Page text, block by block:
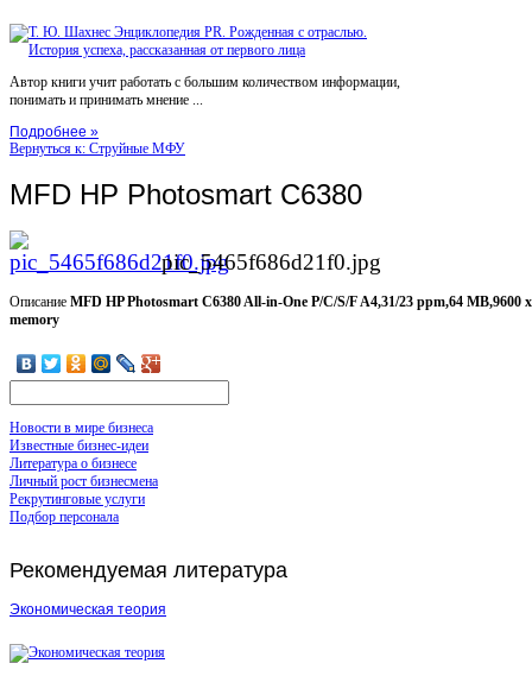
Автор книги учит работать с большим количеством информации,
понимать и принимать мнение ...
Подробнее »
Вернуться к: Струйные МФУ
MFD HP Photosmart C6380
pic_5465f686d21f0.jpg
Описание MFD HP Photosmart C6380 All-in-One P/C/S/F A4,31/23 ppm,64 MB,9600
memory
Новости в мире бизнеса
Известные бизнес-идеи
Литература о бизнесе
Личный рост бизнесмена
Рекрутинговые услуги
Подбор персонала
Рекомендуемая литература
Экономическая теория